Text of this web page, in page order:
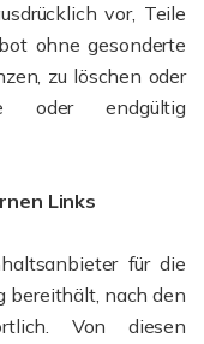
vor, Teile
ohne gesonderte
zu löschen oder
oder endgültig
Links
für die
bereithält, nach den
Von diesen